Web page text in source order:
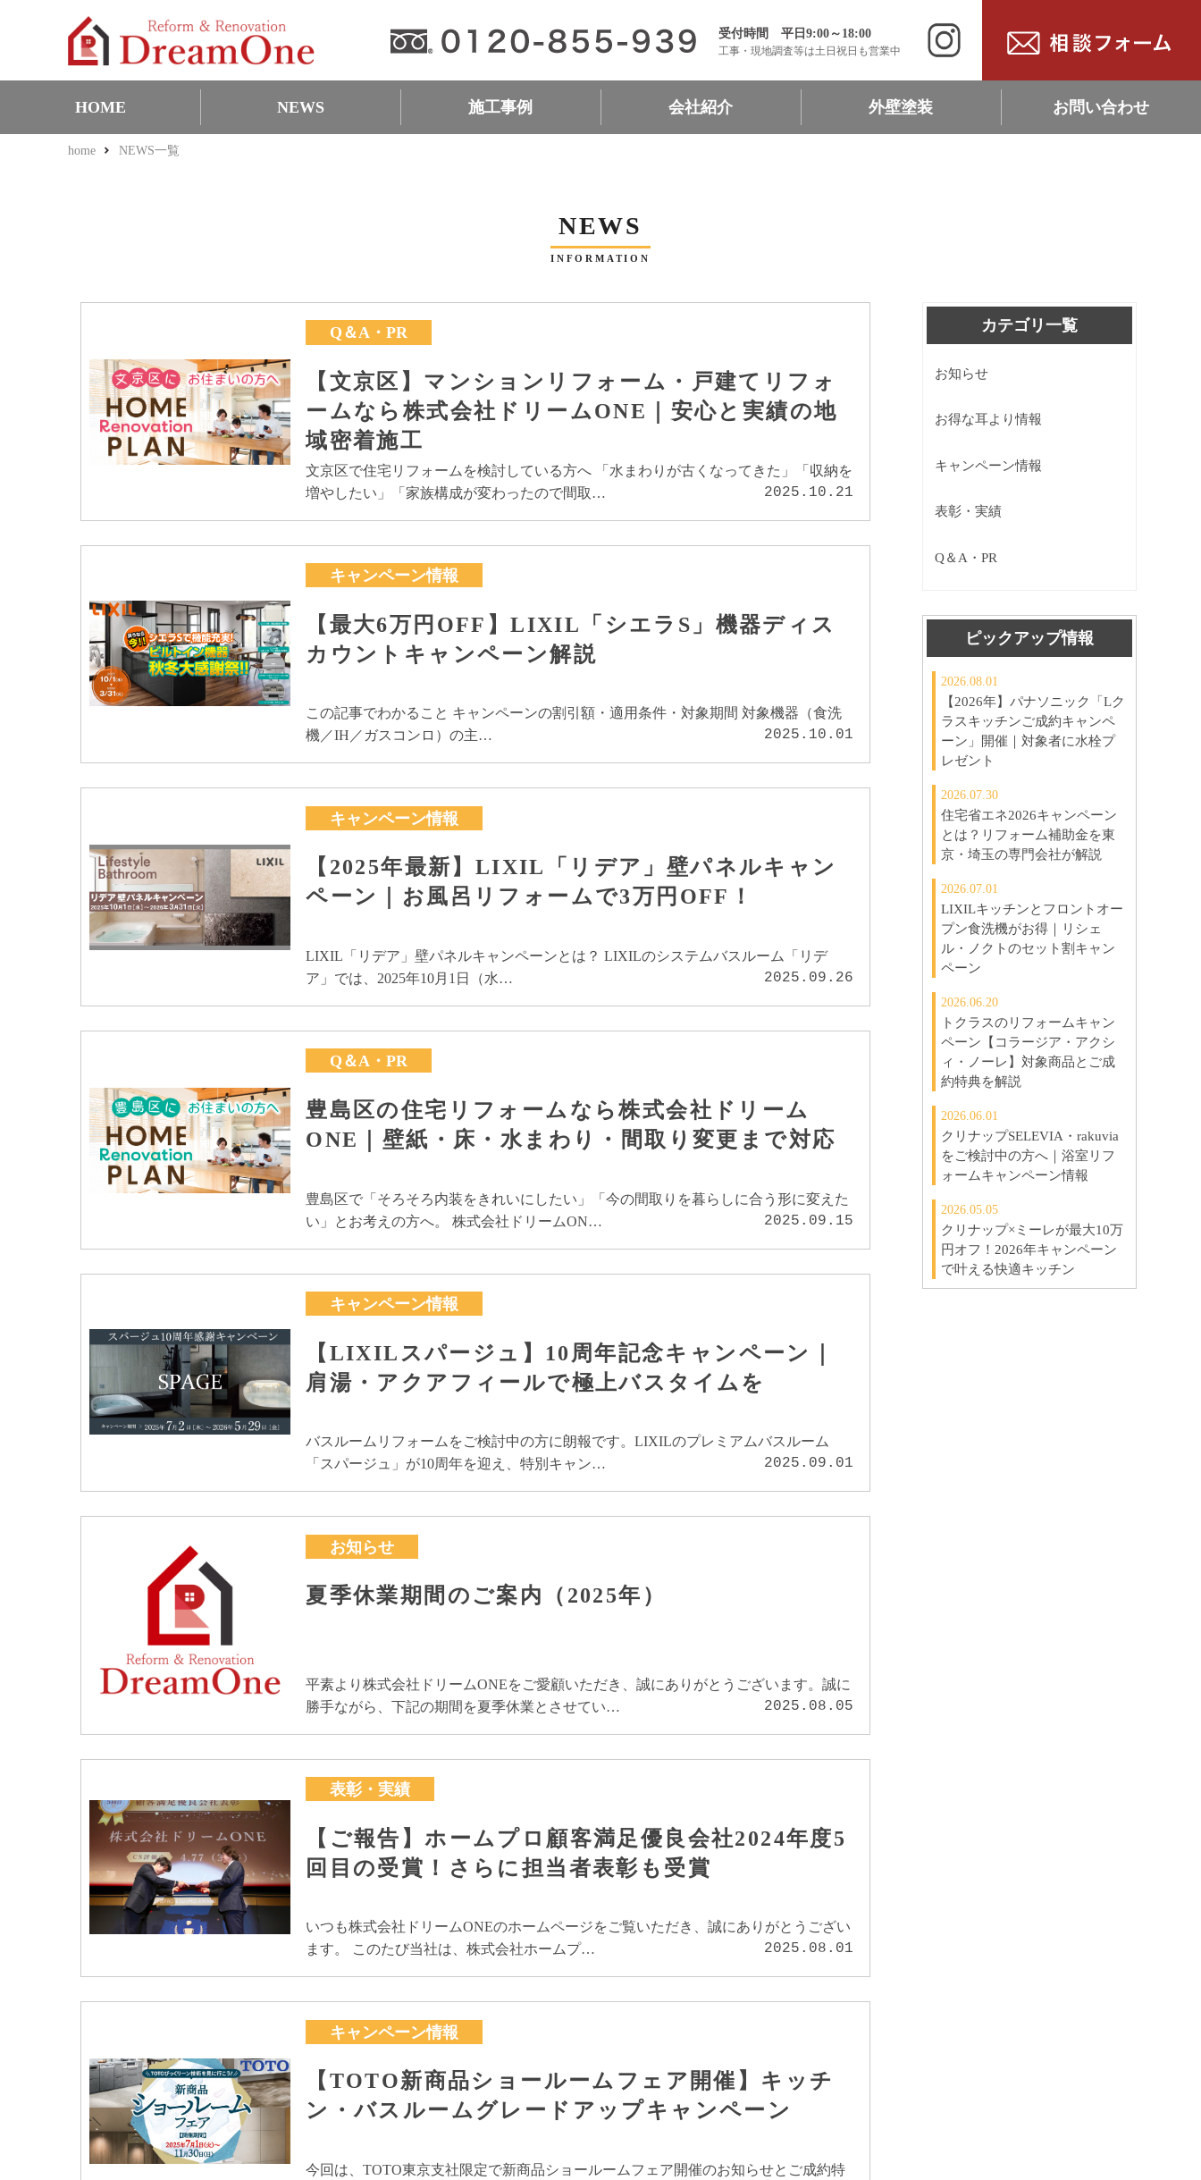
受付時間 平日9:00～18:00
工事・現地調査等は土日祝日も営業中
HOME NEWS 施工事例 会社紹介 外壁塗装 お問い合わせ
home NEWS一覧
NEWS
INFORMATION
Q＆A・PR
【文京区】マンションリフォーム・戸建てリフォ
ームなら株式会社ドリームONE｜安心と実績の地
域密着施工
文京区で住宅リフォームを検討している方へ 「水まわりが古くなってきた」「収納を
増やしたい」「家族構成が変わったので間取…
2025.10.21
キャンペーン情報
【最大6万円OFF】LIXIL「シエラS」機器ディス
カウントキャンペーン解説
この記事でわかること キャンペーンの割引額・適用条件・対象期間 対象機器（食洗
機／IH／ガスコンロ）の主…
2025.10.01
キャンペーン情報
【2025年最新】LIXIL「リデア」壁パネルキャン
ペーン｜お風呂リフォームで3万円OFF！
LIXIL「リデア」壁パネルキャンペーンとは？ LIXILのシステムバスルーム「リデ
ア」では、2025年10月1日（水…
2025.09.26
Q＆A・PR
豊島区の住宅リフォームなら株式会社ドリーム
ONE｜壁紙・床・水まわり・間取り変更まで対応
豊島区で「そろそろ内装をきれいにしたい」「今の間取りを暮らしに合う形に変えた
い」とお考えの方へ。 株式会社ドリームON…
2025.09.15
キャンペーン情報
【LIXILスパージュ】10周年記念キャンペーン｜
肩湯・アクアフィールで極上バスタイムを
バスルームリフォームをご検討中の方に朗報です。LIXILのプレミアムバスルーム
「スパージュ」が10周年を迎え、特別キャン…
2025.09.01
お知らせ
夏季休業期間のご案内（2025年）
平素より株式会社ドリームONEをご愛顧いただき、誠にありがとうございます。誠に
勝手ながら、下記の期間を夏季休業とさせてい…
2025.08.05
表彰・実績
【ご報告】ホームプロ顧客満足優良会社2024年度5
回目の受賞！さらに担当者表彰も受賞
いつも株式会社ドリームONEのホームページをご覧いただき、誠にありがとうござい
ます。 このたび当社は、株式会社ホームプ…
2025.08.01
キャンペーン情報
【TOTO新商品ショールームフェア開催】キッチ
ン・バスルームグレードアップキャンペーン
今回は、TOTO東京支社限定で新商品ショールームフェア開催のお知らせとご成約特
カテゴリ一覧
お知らせ
お得な耳より情報
キャンペーン情報
表彰・実績
Q＆A・PR
ピックアップ情報
2026.08.01
【2026年】パナソニック「Lク
ラスキッチンご成約キャンペ
ーン」開催｜対象者に水栓プ
レゼント
2026.07.30
住宅省エネ2026キャンペーン
とは？リフォーム補助金を東
京・埼玉の専門会社が解説
2026.07.01
LIXILキッチンとフロントオー
プン食洗機がお得｜リシェ
ル・ノクトのセット割キャン
ペーン
2026.06.20
トクラスのリフォームキャン
ペーン【コラージア・アクシ
ィ・ノーレ】対象商品とご成
約特典を解説
2026.06.01
クリナップSELEVIA・rakuvia
をご検討中の方へ｜浴室リフ
ォームキャンペーン情報
2026.05.05
クリナップ×ミーレが最大10万
円オフ！2026年キャンペーン
で叶える快適キッチン